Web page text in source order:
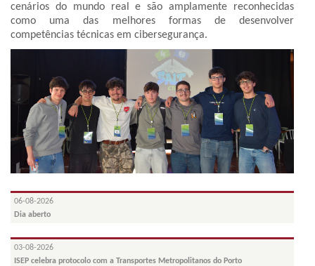
cenários do mundo real e são amplamente reconhecidas
como uma das melhores formas de desenvolver
competências técnicas em cibersegurança.
06-08-2026
Dia aberto
03-08-2026
ISEP celebra protocolo com a Transportes Metropolitanos do Porto